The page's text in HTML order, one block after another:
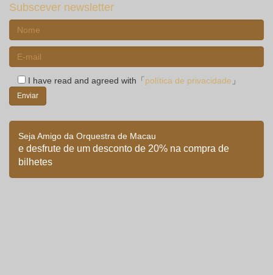
Subscever newsletter
I have read and agreed with「 política de privacidade 」
Seja Amigo da Orquestra de Macau
e desfrute de um desconto de 20% na compra de
bilhetes